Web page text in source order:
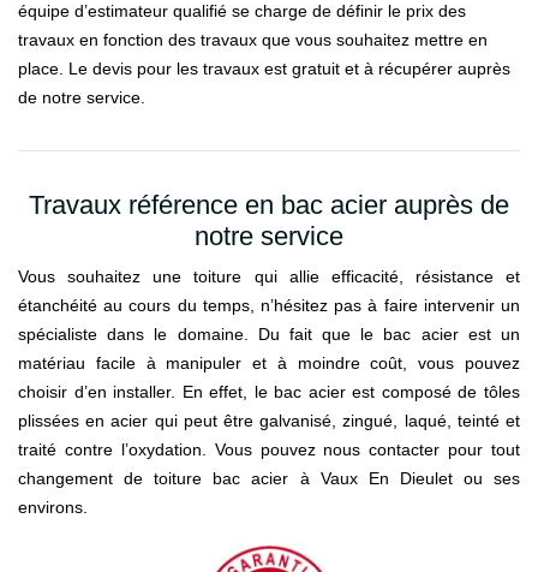
équipe d’estimateur qualifié se charge de définir le prix des
travaux en fonction des travaux que vous souhaitez mettre en
place. Le devis pour les travaux est gratuit et à récupérer auprès
de notre service.
Travaux référence en bac acier auprès de
notre service
Vous souhaitez une toiture qui allie efficacité, résistance et
étanchéité au cours du temps, n’hésitez pas à faire intervenir un
spécialiste dans le domaine. Du fait que le bac acier est un
matériau facile à manipuler et à moindre coût, vous pouvez
choisir d’en installer. En effet, le bac acier est composé de tôles
plissées en acier qui peut être galvanisé, zingué, laqué, teinté et
traité contre l’oxydation. Vous pouvez nous contacter pour tout
changement de toiture bac acier à Vaux En Dieulet ou ses
environs.